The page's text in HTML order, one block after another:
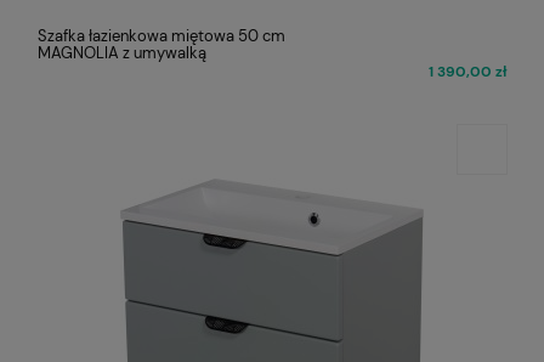
Szafka łazienkowa miętowa 50 cm
MAGNOLIA z umywalką
1 390,00 zł